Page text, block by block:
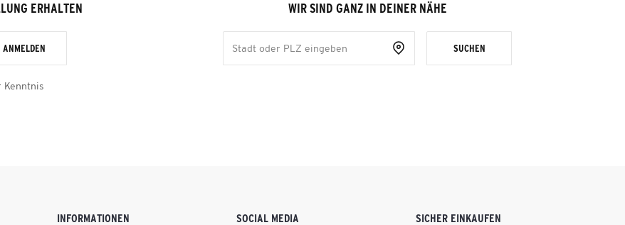
ERHALTEN
ANMELDEN
Kenntnis
WIR SIND GANZ IN DEINER NÄHE
SUCHEN
INFORMATIONEN SOCIAL MEDIA SICHER EINKAUFEN